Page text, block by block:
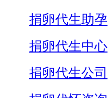
捐卵代生助孕
捐卵代生中心
捐卵代生公司